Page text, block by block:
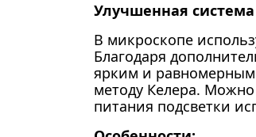
Улучшенная
В микроскопе
Благодаря
ярким и
методу Келера.
питания подсветки